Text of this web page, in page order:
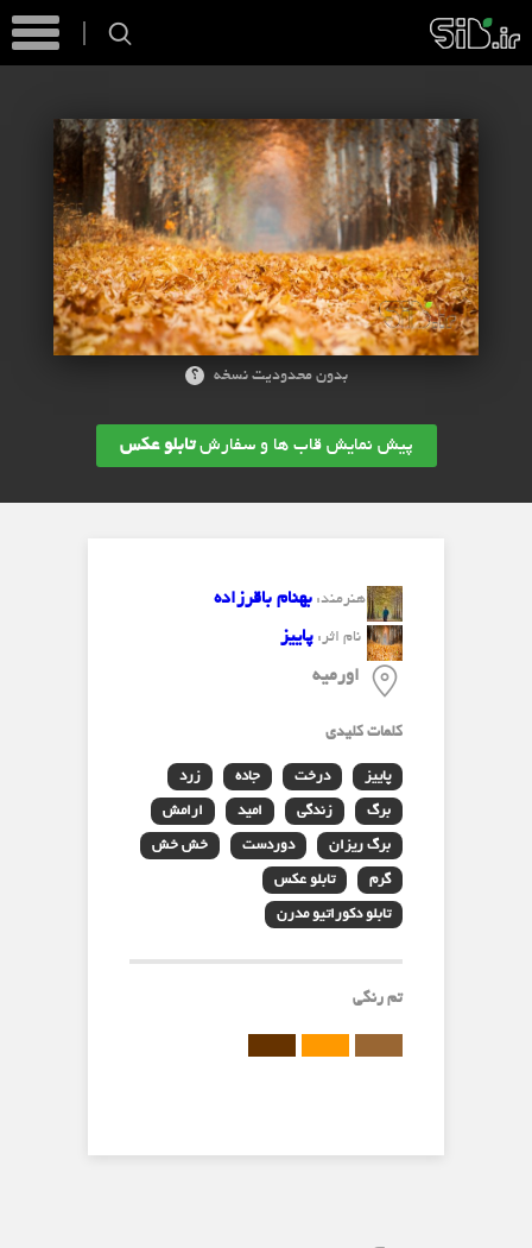
بدون محدودیت نسخه ؟
پیش نمایش قاب ها و سفارشتابلو عکس
هنرمند: بهنام باقرزاده
نام اثر: پاییز
اورمیه
کلمات کلیدی
پاییز درخت جاده زرد
برگ زندگی امید ارامش
برگ ریزان دوردست خش خش
گرم تابلو عکس
تابلو دکوراتیو مدرن
تم رنگی